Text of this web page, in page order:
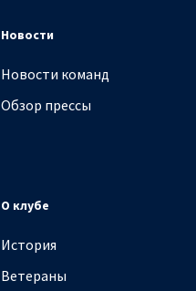
Новости
Новости команд
Обзор прессы
О клубе
История
Ветераны